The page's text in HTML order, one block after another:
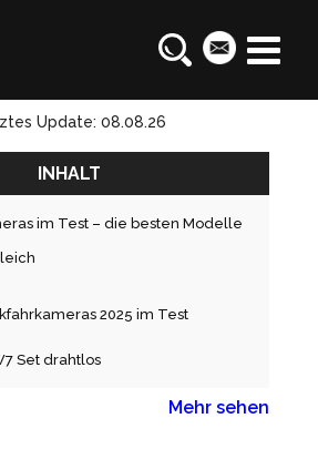
Update: 08.08.26
INHALT
im Test – die besten Modelle
2025 im Test
Set drahtlos
Mehr sehen